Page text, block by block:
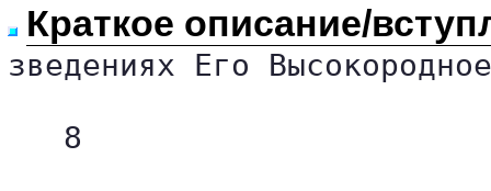
Краткое описание/
зведениях Его
   8